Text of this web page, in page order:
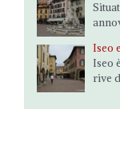
Iseo
Iseo
rive